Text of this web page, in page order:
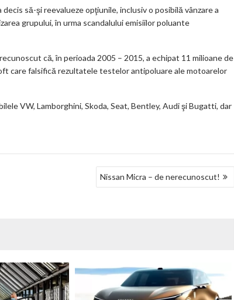
să-şi reevalueze opţiunile, inclusiv o posibilă vânzare a
grupului, în urma scandalului emisiilor poluante
că, în perioada 2005 – 2015, a echipat 11 milioane de
care falsifică rezultatele testelor antipoluare ale motoarelor
VW, Lamborghini, Skoda, Seat, Bentley, Audi şi Bugatti, dar
Nissan Micra – de nerecunoscut!